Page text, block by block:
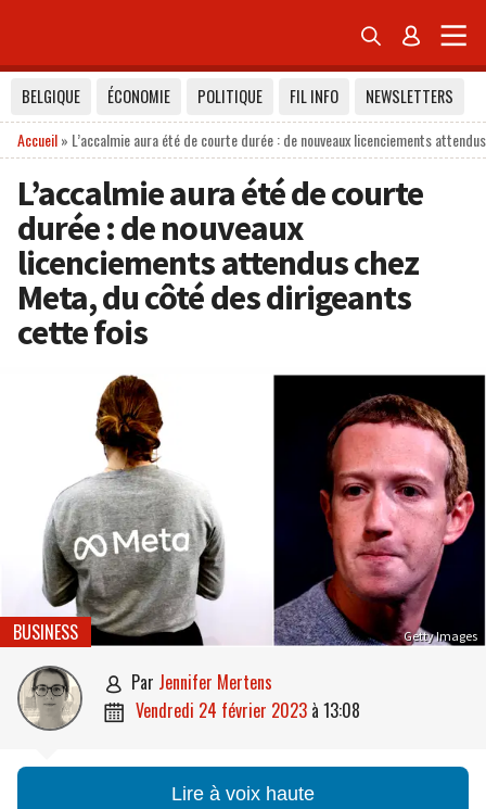
 
BELGIQUE ÉCONOMIE POLITIQUE FIL INFO
NEWSLETTERS
Accueil» L’accalmie aura été de courte durée : de nouveaux licenciements
L’accalmie aura été de courte
durée : de nouveaux
licenciements attendus chez
Meta, du côté des dirigeants
cette fois
Getty Images
BUSINESS
 par Jennifer Mertens
 vendredi 24 février 2023 à 13:08
Lire à voix haute